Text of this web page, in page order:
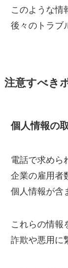
このような情
後々のトラブ
注意すべき
個人情報の
電話で求めら
企業の雇用者
個人情報が含
これらの情報
詐欺や悪用に